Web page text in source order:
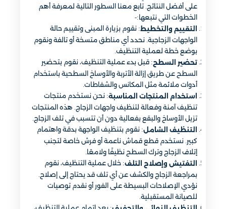
على أفضل النتائج. تابع معنا السطور التالية لمعرفة أهم
الخطوات التي نتبعها:-
التقييم والتخطيط: نقوم بزيارة المبنى وتقييم حالة
الواجهات الزجاجية. نحدد أي مناطق متسخة أو تالفة ونقوم
بوضع خطة لعملية التنظيف.
تحضير السطح: قبل بدء عملية التنظيف، نقوم بتحضير
السطح عن طريق إزالة الأتربة والأوساخ السطحية باستخدام
أدوات ملائمة مثل المكانس والشفاطات.
استخدام المنتجات المناسبة: نحن نستخدم منتجات
تنظيف آمنة وفعالة لتنظيف واجهات الزجاج. هذه المنتجات
تزيل الأوساخ والبقع بفعالية دون أن تتسبب في تلف الزجاج.
التنظيف الشامل: نقوم بتنظيف الواجهة بدقة واهتمام
كبير. نستخدم قطع قماش ناعمة أو فرش خاصة لتجنب
إتلاف الزجاج وترك السطح نظيفًا ولامعًا.
التفتيش وإصلاح التلف: خلال عملية التنظيف، نقوم
بمراجعة الزجاج والكشف عن أي تلف قد يحتاج إلى إصلاح.
نؤدي الإصلاحات البسيطة على الفور أو نقدم توصيات
للصيانة المستقبلية.